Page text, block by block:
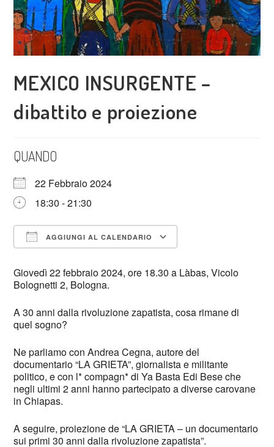
MEXICO INSURGENTE –
dibattito e proiezione
QUANDO
22 Febbraio 2024
18:30 - 21:30
AGGIUNGI AL CALENDARIO
Giovedì 22 febbraio 2024, ore 18.30 a Làbas, Vicolo
Bolognetti 2, Bologna.
A 30 anni dalla rivoluzione zapatista, cosa rimane di
quel sogno?
Ne parliamo con Andrea Cegna, autore del
documentario “LA GRIETA”, giornalista e militante
politico, e con l* compagn* di Ya Basta Edi Bese che
negli ultimi 2 anni hanno partecipato a diverse carovane
in Chiapas.
A seguire, proiezione de “LA GRIETA – un documentario
sui primi 30 anni dalla rivoluzione zapatista”.